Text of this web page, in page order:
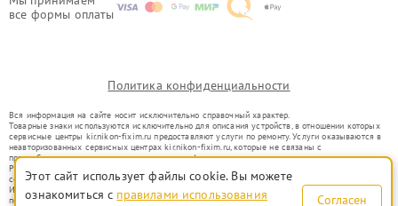
все формы оплаты
Политика конфиденциальности
Вся информация на сайте носит исключительно справочный характер.
Товарные знаки используются исключительно для описания устройств, в отношении которых
сервисные центры kir.nikon-fixim.ru предоставляют услуги по ремонту. Услуги оказываются в
неавторизованных сервисных центрах kir.nikon-fixim.ru, которые не связаны с
правообладателями товарных знаков или их официальными представителями.
Ремонт осуществляется для устройств, уже введенных в гражданский оборот в соответствии
со статьей 1487 ГК РФ.
Использование товарных знаков не преследует цели индивидуализации услуг или введения
потребителей в заблуждение, а служит для информирования о предоставляемых услугах по
Этот сайт использует файлы cookie. Вы можете
ознакомиться с правилами использования
Согласен